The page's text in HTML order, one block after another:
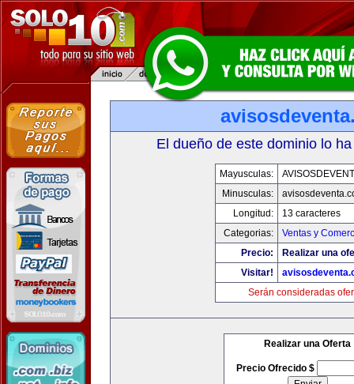
El dueño de este dominio lo
Mayusculas:
Minusculas:
Longitud:
13 caracteres
Categorias:
Ventas y
Precio:
Realizar una
Visitar!
Serán consideradas
Realizar una Oferta
Precio Ofrecido $